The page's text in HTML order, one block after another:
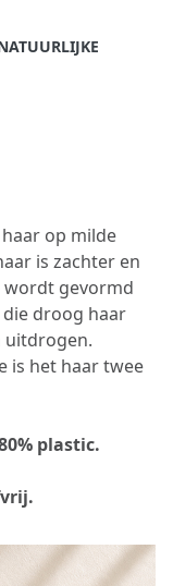
op milde
is zachter en
wordt gevormd
droog haar
uitdrogen.
is het haar twee
plastic.